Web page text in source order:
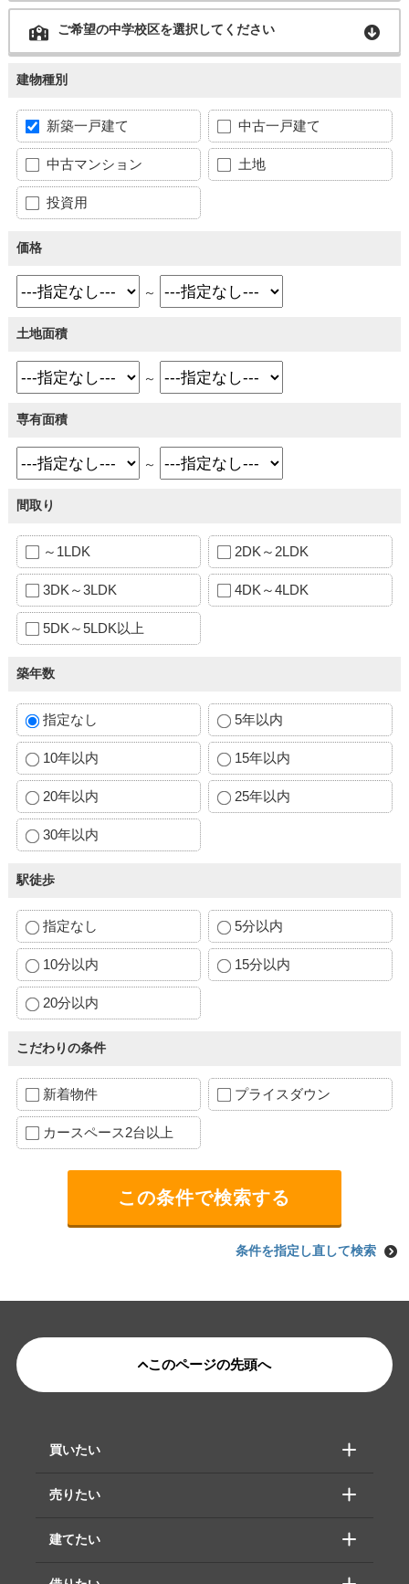
ご希望の中学校区を選択してください
建物種別
新築一戸建て 中古一戸建て
中古マンション 土地
投資用
価格
～
土地面積
～
専有面積
～
間取り
～1LDK 2DK～2LDK
3DK～3LDK 4DK～4LDK
5DK～5LDK以上
築年数
指定なし 5年以内
10年以内 15年以内
20年以内 25年以内
30年以内
駅徒歩
指定なし 5分以内
10分以内 15分以内
20分以内
こだわりの条件
新着物件 プライスダウン
カースペース2台以上
条件を指定し直して検索
このページの先頭へ
買いたい
売りたい
建てたい